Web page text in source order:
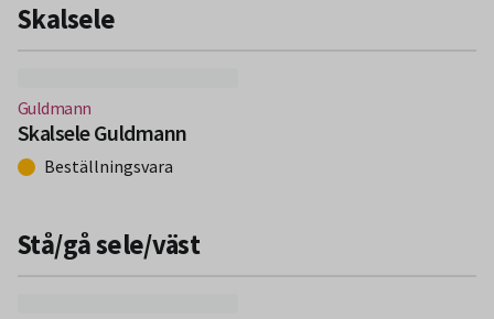
Skalsele
Guldmann
Skalsele Guldmann
(Nytt fönster)
Beställningsvara
Stå/gå sele/väst